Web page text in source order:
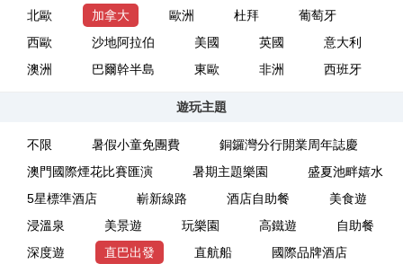
北歐
加拿大 歐洲 杜拜
葡萄牙
西歐
沙地阿拉伯 美國 英國
意大利
澳洲
巴爾幹半島 東歐 非洲 西班牙
遊玩主題
不限 暑假小童免團費
銅鑼灣分行開業周年誌慶
澳門國際煙花比賽匯演
暑期主題樂園
盛夏池畔嬉水
5星標準酒店
嶄新線路 酒店自助餐
美食遊
浸溫泉
美景遊 玩樂園 高鐵遊
自助餐
深度遊
直巴出發 直航船
國際品牌酒店